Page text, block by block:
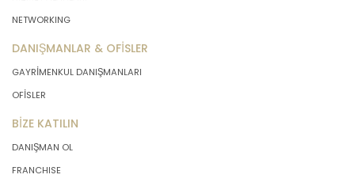
NETWORKING
DANIŞMANLAR & OFİSLER
GAYRİMENKUL DANIŞMANLARI
OFİSLER
BİZE KATILIN
DANIŞMAN OL
FRANCHISE